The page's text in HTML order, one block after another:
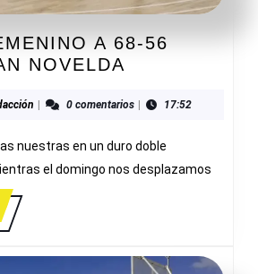
A 68-56
NOVELDA
A
56
JORGE
Redacción0 comentarios 17:52
nuestras en un duro doble
el domingo nos desplazamos